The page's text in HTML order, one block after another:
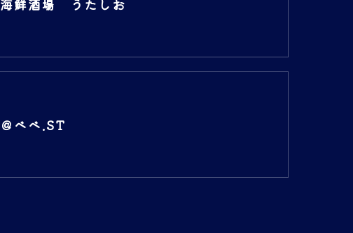
海鮮酒場 うたしお
＠ベベ.ST